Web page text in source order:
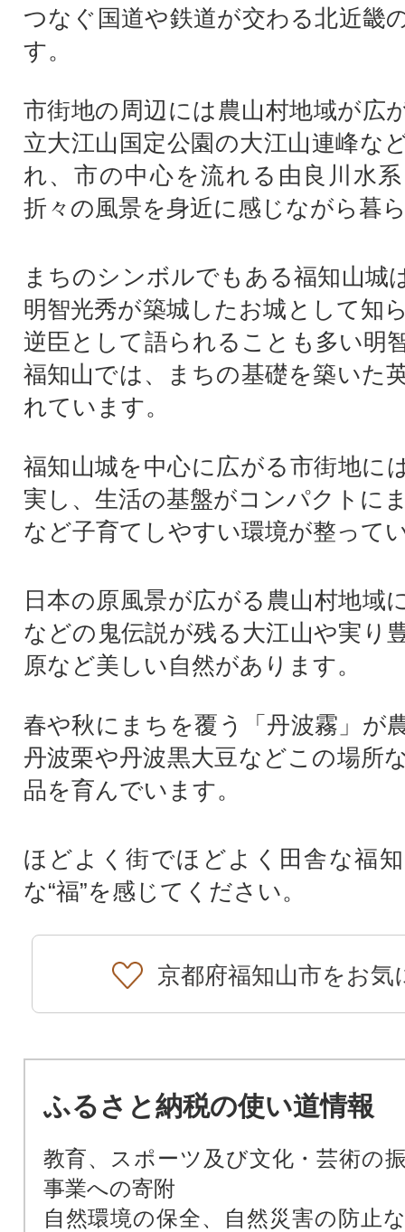
つなぐ国道や鉄道が交わる北近畿
す。
市街地の周辺には農山村地域が広
立大江山国定公園の大江山連峰な
れ、市の中心を流れる由良川水
折々の風景を身近に感じながら暮
まちのシンボルでもある福知山城
明智光秀が築城したお城として知
逆臣として語られることも多い明
福知山では、まちの基礎を築いた
れています。
福知山城を中心に広がる市街地に
実し、生活の基盤がコンパクトに
など子育てしやすい環境が整って
日本の原風景が広がる農山村地域
などの鬼伝説が残る大江山や実り
原など美しい自然があります。
春や秋にまちを覆う「丹波霧」が
丹波栗や丹波黒大豆などこの場所
品を育んでいます。
ほどよく街でほどよく田舎な福
な“福”を感じてください。
京都府福知山市をお気
ふるさと納税の使い道情報
教育、スポーツ及び文化・芸術の
事業への寄附
自然環境の保全、自然災害の防止